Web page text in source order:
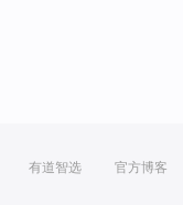
有道智选 官方博客